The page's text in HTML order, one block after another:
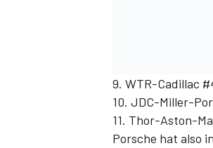
9. WTR-Cadillac
10. JDC-Miller-
11. Thor-Aston-
Porsche hat also